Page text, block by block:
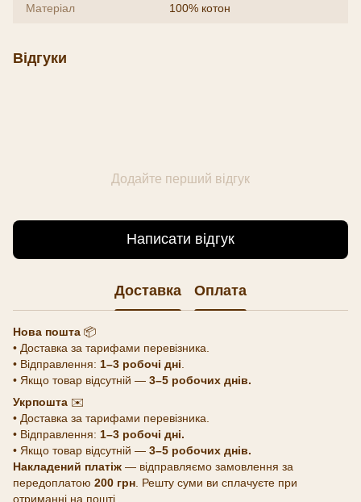
Матеріал 100% котон
Відгуки
Додайте перший відгук
Написати відгук
Доставка Оплата
Нова пошта 📦
• Доставка за тарифами перевізника.
• Відправлення: 1–3 робочі дні
• Якщо товар відсутній — 3–5 робочих днів.
Укрпошта ✉️
• Доставка за тарифами перевізника.
• Відправлення: 1–3 робочі дні.
• Якщо товар відсутній — 3–5 робочих днів.
Накладений платіж — відправляємо замовлення за
передоплатою 200 грн . Решту суми ви сплачуєте при
отриманні на пошті.